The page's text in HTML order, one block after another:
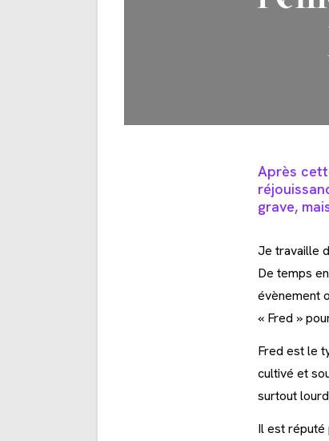
Après
grave,
Je travaille
De temps
évènement
« Fred »
Fred est le
cultivé et
surtout
Il est réputé